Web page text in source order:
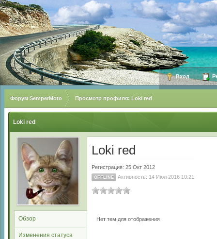
Вход
Форум SemperMoto Просмотр профиля: Loki red
Loki red
Обзор
Изменения статуса
Loki red
Регистрация: 25 Окт 2012
OFFLINE Активность: 14 Июл 2016 10:21
Нет тем для отображения